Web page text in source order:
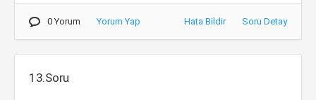
0 Yorum Yorum Yap Hata Bildir Soru Detay
13.Soru